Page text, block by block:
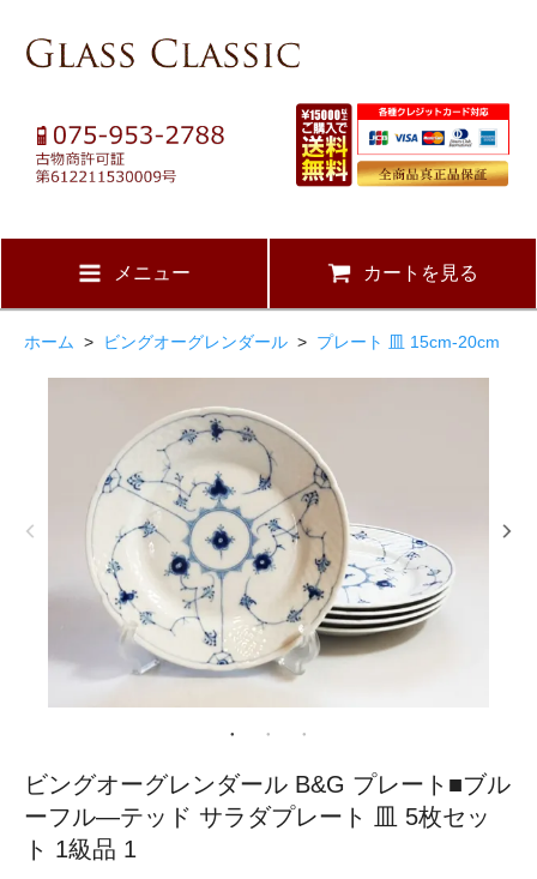
メニュー カートを見る
ホーム > ビングオーグレンダール > プレート 皿 15cm-20cm
ビングオーグレンダール B&G プレート■ブル
ーフル―テッド サラダプレート 皿 5枚セッ
ト 1級品 1